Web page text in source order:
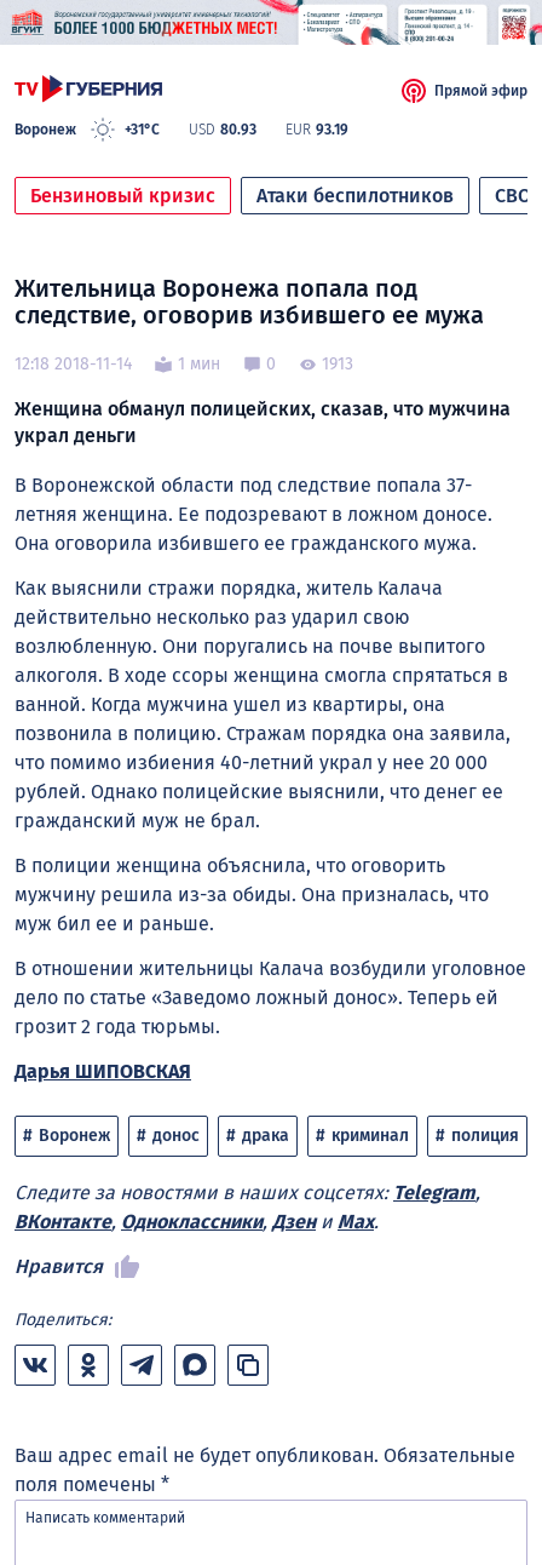
Воронеж +31°C USD 80.93 EUR 93.19
Прямой эфир
Бензиновый кризис Атаки беспилотников СВО
Жительница Воронежа попала под
следствие, оговорив избившего ее мужа
12:18 2018-11-14 1 мин 0 1913
Женщина обманул полицейских, сказав, что мужчина
украл деньги
В Воронежской области под следствие попала 37-
летняя женщина. Ее подозревают в ложном доносе.
Она оговорила избившего ее гражданского мужа.
Как выяснили стражи порядка, житель Калача
действительно несколько раз ударил свою
возлюбленную. Они поругались на почве выпитого
алкоголя. В ходе ссоры женщина смогла спрятаться в
ванной. Когда мужчина ушел из квартиры, она
позвонила в полицию. Стражам порядка она заявила,
что помимо избиения 40-летний украл у нее 20 000
рублей. Однако полицейские выяснили, что денег ее
гражданский муж не брал.
В полиции женщина объяснила, что оговорить
мужчину решила из-за обиды. Она призналась, что
муж бил ее и раньше.
В отношении жительницы Калача возбудили уголовное
дело по статье «Заведомо ложный донос». Теперь ей
грозит 2 года тюрьмы.
Дарья ШИПОВСКАЯ
Воронеж донос драка криминал полиция
Следите за новостями в наших соцсетях: Telegram,
ВКонтакте, Одноклассники, Дзени Max.
Нравится
Поделиться:
Ваш адрес email не будет опубликован. Обязательные
поля помечены *